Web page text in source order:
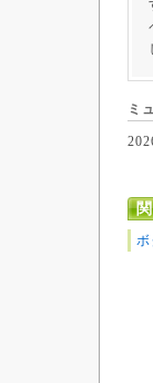
ミ
ボ